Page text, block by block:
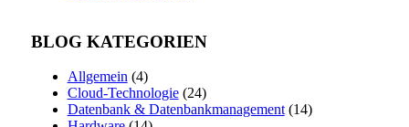
BLOG KATEGORIEN
Allgemein(4)
Cloud-Technologie(24)
Datenbank & Datenbankmanagement(14)